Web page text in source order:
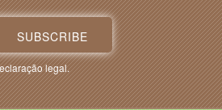
legal.